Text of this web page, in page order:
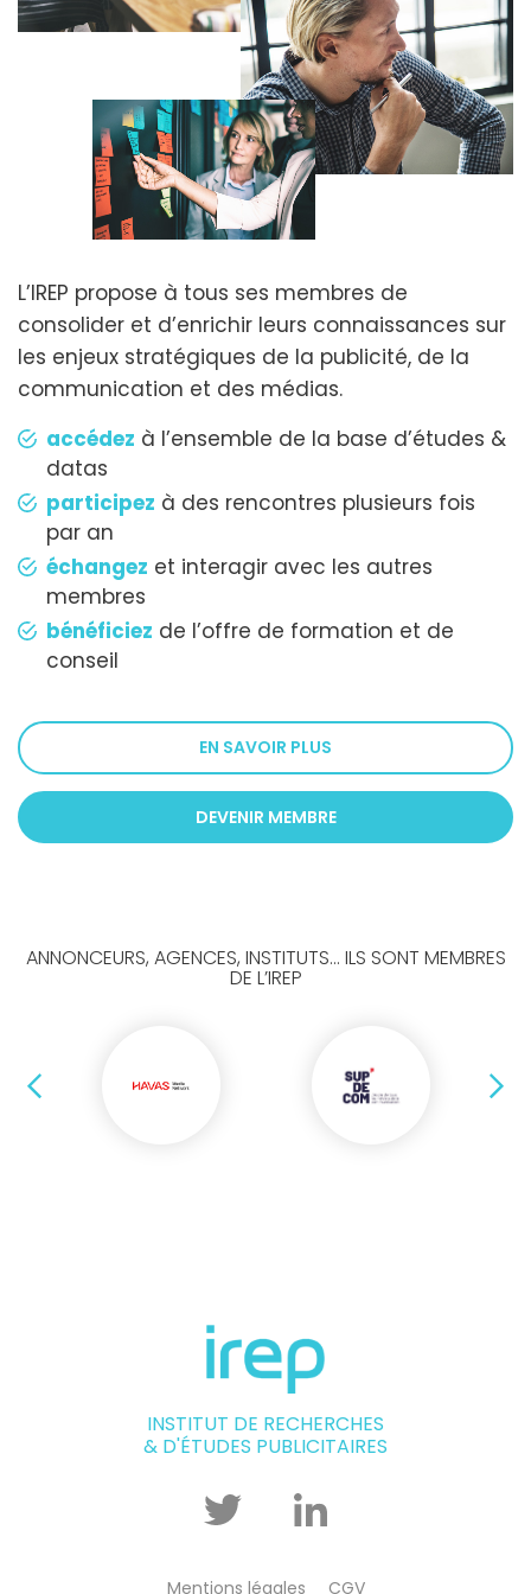
L’IREP propose à tous ses membres de
consolider et d’enrichir leurs connaissances sur
les enjeux stratégiques de la publicité, de la
communication et des médias.
accédez à l’ensemble de la base d’études &
datas
participez à des rencontres plusieurs fois
par an
échangez et interagir avec les autres
membres
bénéficiez de l’offre de formation et de
conseil
EN SAVOIR PLUS
DEVENIR MEMBRE
ANNONCEURS, AGENCES, INSTITUTS... ILS SONT MEMBRES
DE L’IREP
Précédent
INSTITUT DE RECHERCHES
& D'ÉTUDES PUBLICITAIRES
Twitter Linkedin
Mentions légales CGV